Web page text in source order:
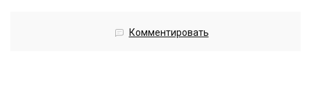
Комментировать